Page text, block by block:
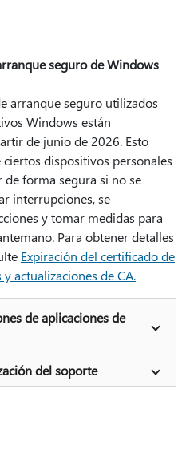
seguro de Windows
arranque seguro utilizados
Windows están
de junio de 2026. Esto
dispositivos personales
forma segura si no se
interrupciones, se
y tomar medidas para
Para obtener detalles
Expiración del certificado de
actualizaciones de CA.
de aplicaciones de
del soporte